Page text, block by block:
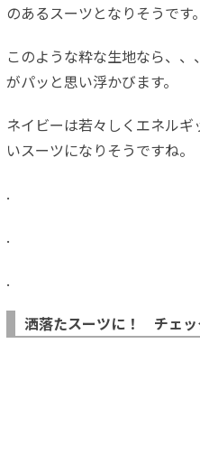
のあるスーツとなりそうです。
このような粋な生地なら、
がパッと思い浮かびます。
ネイビーは若々しくエネル
いスーツになりそうですね。
.
.
.
洒落たスーツに！ チェ